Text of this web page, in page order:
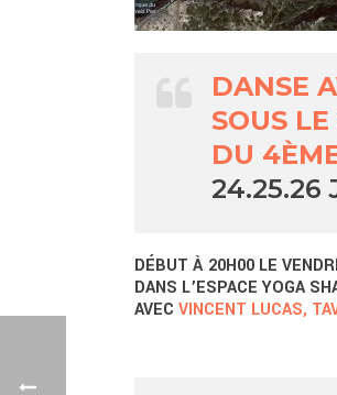
DANSE
SOUS
DU
24.25.26
DÉBUT À 20H00 LE
DANS L’ESPACE YOGA
AVEC VINCENT LUCAS,